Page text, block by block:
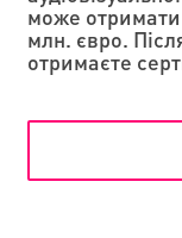
може отримати
млн. євро.
отримаєте